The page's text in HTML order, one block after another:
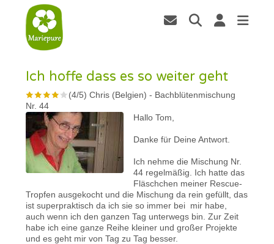
Ich hoffe dass es so weiter geht
(4/5)Chris (Belgien) - Bachblütenmischung
Nr. 44
Hallo Tom,
Danke für Deine Antwort.
Ich nehme die Mischung Nr.
44 regelmäßig. Ich hatte das
Fläschchen meiner Rescue-
Tropfen ausgekocht und die Mischung da rein gefüllt, das
ist superpraktisch da ich sie so immer bei mir habe,
auch wenn ich den ganzen Tag unterwegs bin. Zur Zeit
habe ich eine ganze Reihe kleiner und großer Projekte
und es geht mir von Tag zu Tag besser.